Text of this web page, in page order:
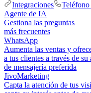
Integraciones
Teléfono
Agente de IA
Gestiona las preguntas
más frecuentes
WhatsApp
Aumenta las ventas y
a tus clientes a través de su
de mensajería preferida
JivoMarketing
Capta la atención de tus